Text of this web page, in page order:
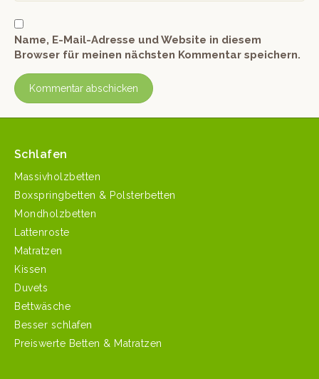
Name, E-Mail-Adresse und Website in diesem
Browser für meinen nächsten Kommentar speichern.
Schlafen
Massivholzbetten
Boxspringbetten & Polsterbetten
Mondholzbetten
Lattenroste
Matratzen
Kissen
Duvets
Bettwäsche
Besser schlafen
Preiswerte Betten & Matratzen